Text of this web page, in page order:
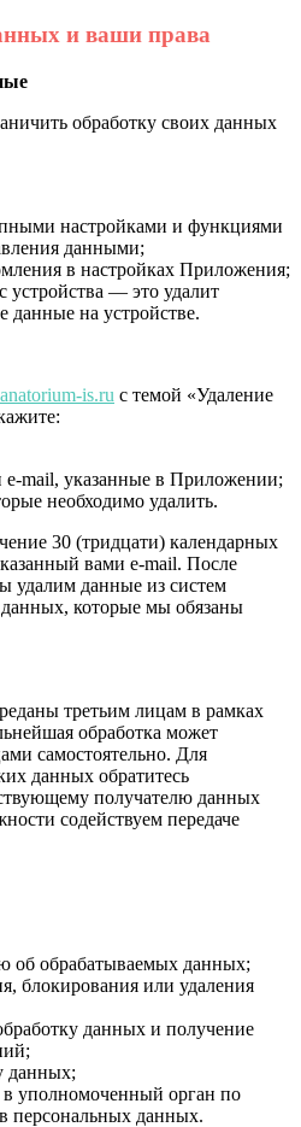
и ваши права
обработку своих данных
настройками и функциями
данными;
в настройках Приложения;
устройства — это удалит
данные на устройстве.
is.ru с темой «Удаление
e-mail, указанные в Приложении;
необходимо удалить.
30 (тридцати) календарных
вами e-mail. После
удалим данные из систем
которые мы обязаны
третьим лицам в рамках
обработка может
самостоятельно. Для
данных обратитесь
получателю данных
содействуем передаче
об обрабатываемых данных;
блокирования или удаления
данных и получение
данных;
в уполномоченный орган по
персональных данных.